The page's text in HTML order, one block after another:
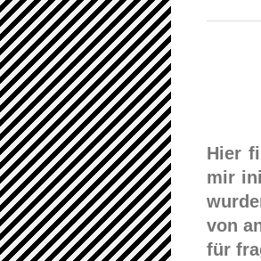
Hier
mir
von
für